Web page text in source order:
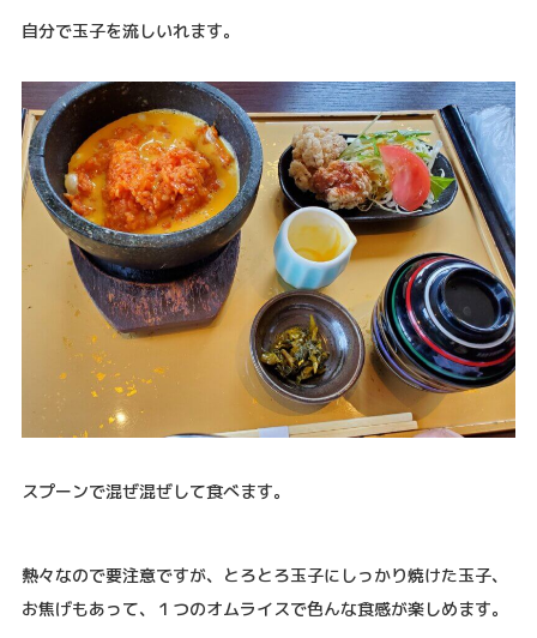
自分で玉子を流しいれます。
スプーンで混ぜ混ぜして食べます。
熱々なので要注意ですが、とろとろ玉子にしっかり焼けた玉子、
お焦げもあって、１つのオムライスで色んな食感が楽しめます。